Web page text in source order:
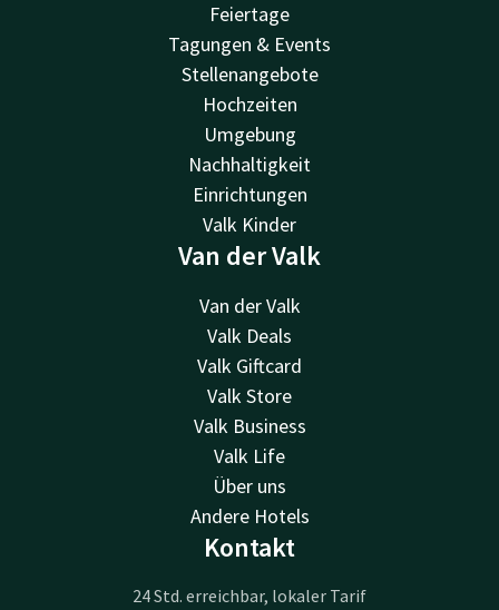
Feiertage
Tagungen & Events
Stellenangebote
Hochzeiten
Umgebung
Nachhaltigkeit
Einrichtungen
Valk Kinder
Van der Valk
Van der Valk
Valk Deals
Valk Giftcard
Valk Store
Valk Business
Valk Life
Über uns
Andere Hotels
Kontakt
24 Std. erreichbar, lokaler Tarif